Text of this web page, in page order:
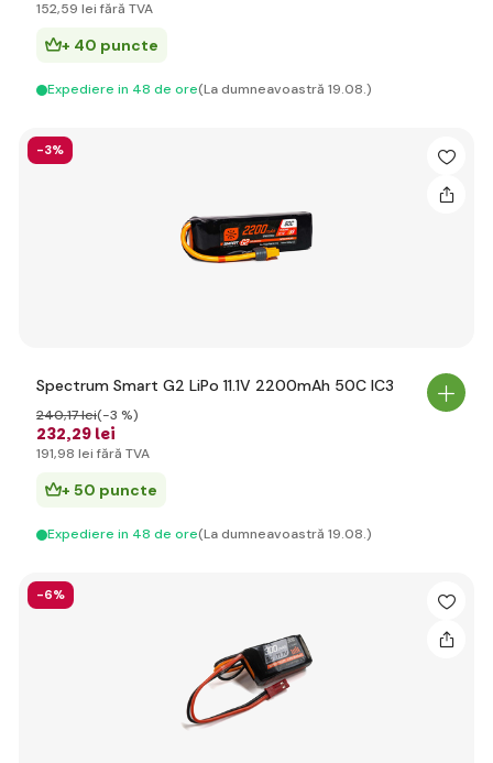
152,59 lei fără TVA
+ 40 puncte
Expediere in 48 de ore(La dumneavoastră 19.08.)
-3%
Spectrum Smart G2 LiPo 11.1V 2200mAh 50C IC3
232,29 lei
240,17 lei(-3 %)
191,98 lei fără TVA
+ 50 puncte
Expediere in 48 de ore(La dumneavoastră 19.08.)
-6%